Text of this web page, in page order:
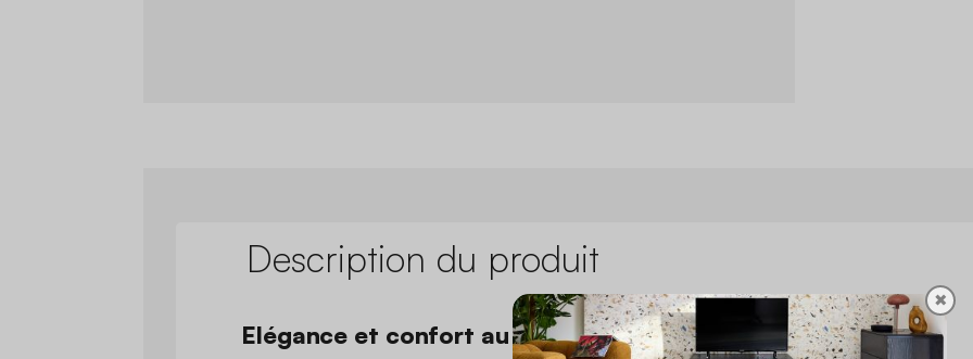
Description du produit
Elégance et confort au grand air
✖